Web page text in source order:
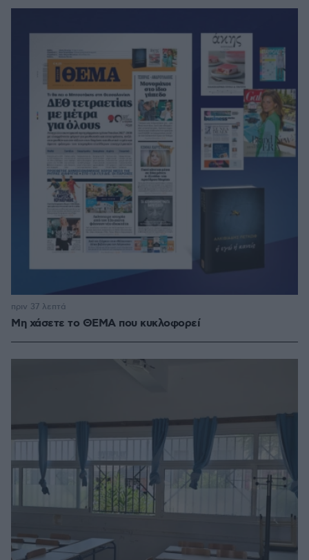
Μη χάσετε το ΘΕΜΑ που κυκλοφορεί
πριν 37 λεπτά